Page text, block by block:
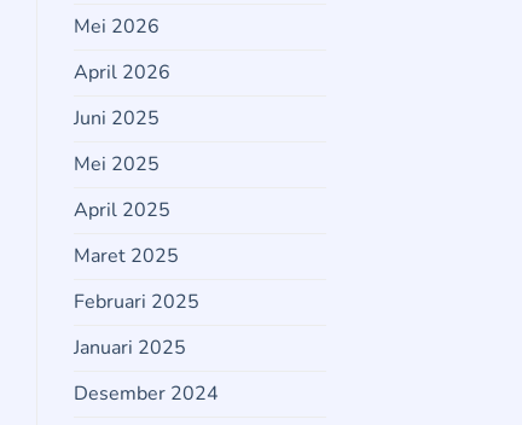
Mei 2026
April 2026
Juni 2025
Mei 2025
April 2025
Maret 2025
Februari 2025
Januari 2025
Desember 2024